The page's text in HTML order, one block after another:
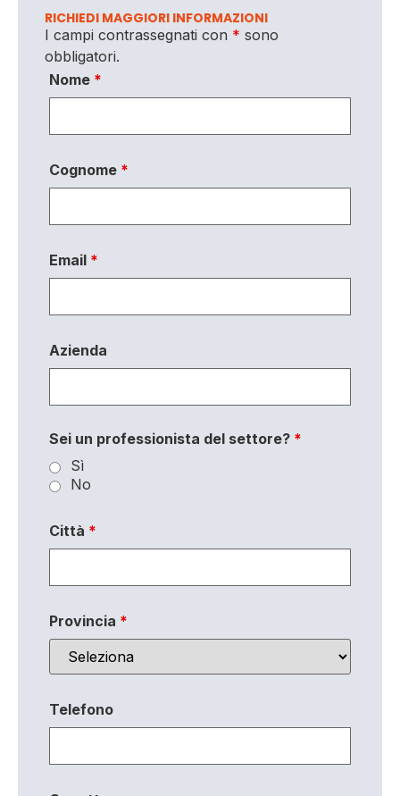
RICHIEDI MAGGIORI INFORMAZIONI
I campi contrassegnati con * sono
obbligatori.
Nome *
Cognome *
Email *
Azienda
Sei un professionista del settore? *
Sì
No
Città *
Provincia *
Telefono